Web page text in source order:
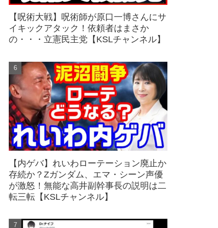
【呪術大戦】呪術師が原口一博さんにサ
イキックアタック！依頼者はまさか
の・・・立憲民主党【KSLチャンネル】
【内ゲバ】れいわローテーション廃止か
存続か？Zガンダム、エマ・シーン声優
が激怒！無能な高井副幹事長の説明は二
転三転【KSLチャンネル】